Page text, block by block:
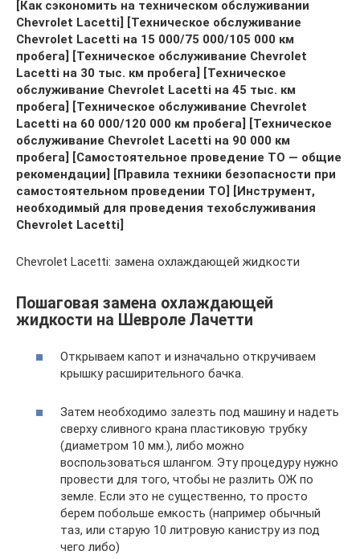
[Как сэкономить на техническом обслуживании
Chevrolet Lacetti] [Техническое обслуживание
Chevrolet Lacetti на 15 000/75 000/105 000 км
пробега] [Техническое обслуживание Chevrolet
Lacetti на 30 тыс. км пробега] [Техническое
обслуживание Chevrolet Lacetti на 45 тыс. км
пробега] [Техническое обслуживание Chevrolet
Lacetti на 60 000/120 000 км пробега] [Техническое
обслуживание Chevrolet Lacetti на 90 000 км
пробега] [Самостоятельное проведение ТО — общие
рекомендации] [Правила техники безопасности при
самостоятельном проведении ТО] [Инструмент,
необходимый для проведения техобслуживания
Chevrolet Lacetti]
Chevrolet Lacetti: замена охлаждающей жидкости
Пошаговая замена охлаждающей
жидкости на Шевроле Лачетти
Открываем капот и изначально откручиваем
крышку расширительного бачка.
Затем необходимо залезть под машину и надеть
сверху сливного крана пластиковую трубку
(диаметром 10 мм.), либо можно
воспользоваться шлангом. Эту процедуру нужно
провести для того, чтобы не разлить ОЖ по
земле. Если это не существенно, то просто
берем побольше емкость (например обычный
таз, или старую 10 литровую канистру из под
чего либо)